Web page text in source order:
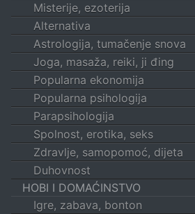
Misterije, ezoterija
Alternativa
Astrologija, tumačenje snova
Joga, masaža, reiki, ji đing
Popularna ekonomija
Popularna psihologija
Parapsihologija
Spolnost, erotika, seks
Zdravlje, samopomoć, dijeta
Duhovnost
HOBI I DOMAĆINSTVO
Igre, zabava, bonton